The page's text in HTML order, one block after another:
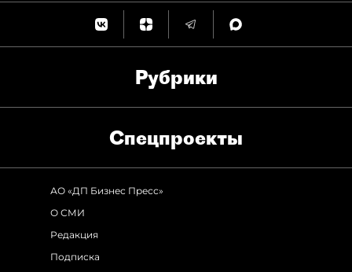
Рубрики
Спец­проекты
АО «ДП Бизнес Пресс»
О СМИ
Редакция
Подписка